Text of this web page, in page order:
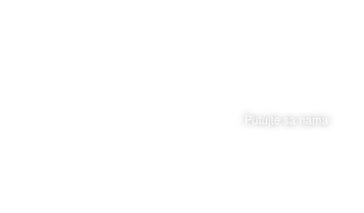
Putujte sa nama